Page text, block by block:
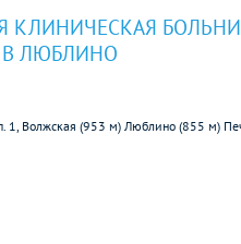
КЛИНИЧЕСКАЯ
ЛЮБЛИНО
1, Волжская (953 м) Люблино (855 м)